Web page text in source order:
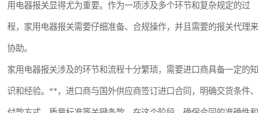
用电器报关显得尤为重要。作为一项涉及多个环节和复杂规定的过
程，家用电器报关需要仔细准备、合规操作，并且需要的报关代理来
协助。
家用电器报关涉及的环节和流程十分繁琐，需要进口商具备一定的知
识和经验。**，进口商与国外供应商签订进口合同，明确交货条件、